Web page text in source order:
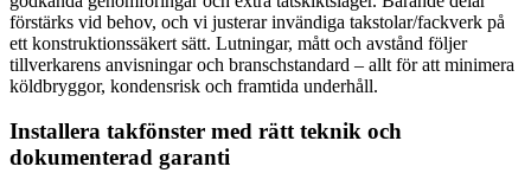
förstärks vid behov, och vi justerar invändiga takstolar/fackverk på
ett konstruktionssäkert sätt. Lutningar, mått och avstånd följer
tillverkarens anvisningar och branschstandard – allt för att minimera
köldbryggor, kondensrisk och framtida underhåll.
Installera takfönster med rätt teknik och
dokumenterad garanti